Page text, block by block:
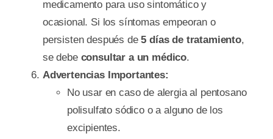
medicamento para uso sintomático y
ocasional. Si los síntomas empeoran o
persisten después de5 días de tratamiento,
se debe consultar a un médico.
Advertencias Importantes:
No usar en caso de alergia al pentosano
polisulfato sódico o a alguno de los
excipientes.